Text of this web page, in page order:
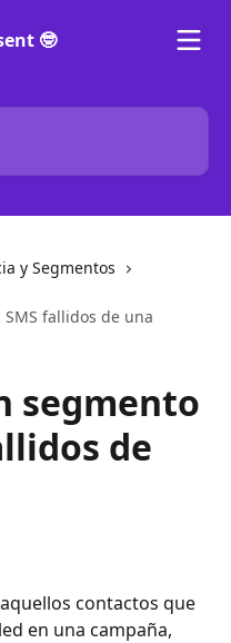
y Segmentos
fallidos de una
segmento
de
contactos que
en una campaña,